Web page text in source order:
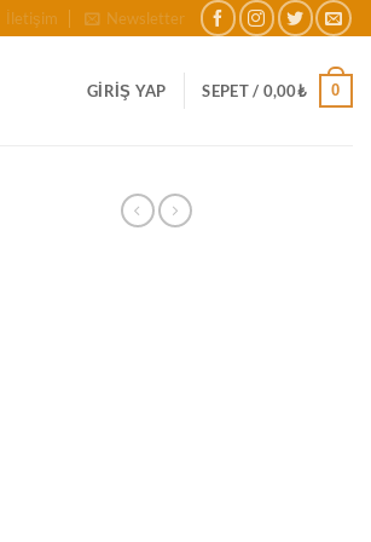
İletişim Newsletter
GIRIŞ YAP SEPET / 0,00₺ 0